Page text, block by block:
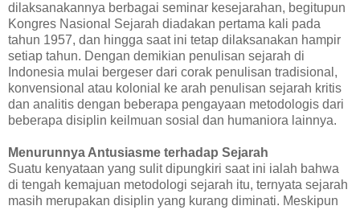
dilaksanakannya berbagai seminar kesejarahan, begitupun
Kongres Nasional Sejarah diadakan pertama kali pada
tahun 1957, dan hingga saat ini tetap dilaksanakan hampir
setiap tahun. Dengan demikian penulisan sejarah di
Indonesia mulai bergeser dari corak penulisan tradisional,
konvensional atau kolonial ke arah penulisan sejarah kritis
dan analitis dengan beberapa pengayaan metodologis dari
beberapa disiplin keilmuan sosial dan humaniora lainnya.
Menurunnya Antusiasme terhadap Sejarah
Suatu kenyataan yang sulit dipungkiri saat ini ialah bahwa
di tengah kemajuan metodologi sejarah itu, ternyata sejarah
masih merupakan disiplin yang kurang diminati. Meskipun